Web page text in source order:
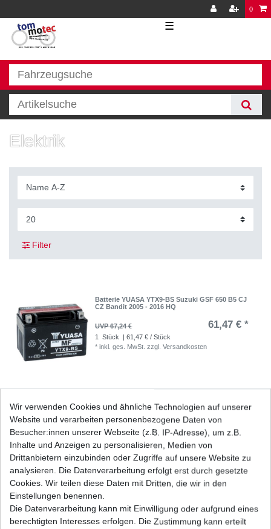
0
☰
Elektrik
Filter
Batterie YUASA YTX9-BS Suzuki GSF 650 B5 CJ
CZ Bandit 2005 - 2016 HQ
UVP 67,24 € 61,47 € *
1 Stück
| 61,47 € / Stück
*inkl. ges. MwSt. zzgl.Versandkosten
Blinkrelais Suzuki GSF 650 Bandit B5 CJ CZ
2005 - 2016
UVP 43,00 € 28,90 € *
| 28,90 € / Stück
inkl. ges. MwSt. Versandkosten
Marken Batterie YTX9-BS wartungsfrei für
Wir verwenden Cookies und ähnliche Technologien auf unserer
Website und verarbeiten personenbezogene Daten von
Besucher:innen unserer Webseite (z.B. IP-Adresse), um z.B.
Inhalte und Anzeigen zu personalisieren, Medien von
Drittanbietern einzubinden oder Zugriffe auf unsere Website zu
analysieren. Die Datenverarbeitung erfolgt erst durch gesetzte
Cookies. Wir teilen diese Daten mit Dritten, die wir in den
Einstellungen benennen.
Die Datenverarbeitung kann mit Einwilligung oder aufgrund eines
berechtigten Interesses erfolgen. Die Zustimmung kann erteilt